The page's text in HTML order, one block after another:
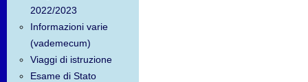
2022/2023
Informazioni varie
(vademecum)
Viaggi di istruzione
Esame di Stato